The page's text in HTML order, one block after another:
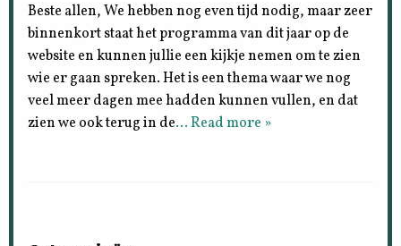
Beste allen, We hebben nog even tijd nodig, maar zeer
binnenkort staat het programma van dit jaar op de
website en kunnen jullie een kijkje nemen om te zien
wie er gaan spreken. Het is een thema waar we nog
veel meer dagen mee hadden kunnen vullen, en dat
zien we ook terug in de… Read more »